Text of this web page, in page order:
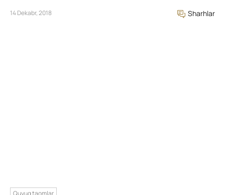
14 Dekabr, 2018 Sharhlar
Quyuq taomlar